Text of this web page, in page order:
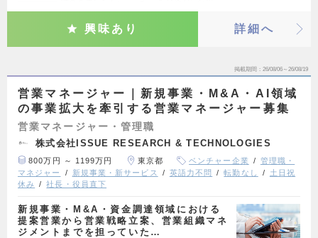
興味あり 詳細へ
掲載期間 26/08/06～26/08/19
営業マネージャー｜新規事業・M&A・AI領域
の事業拡大を牽引する営業マネージャー募集
営業マネージャー・管理職
株式会社ISSUE RESEARCH & TECHNOLOGIES
800万円 ～ 1199万円 東京都 ベンチャー企業
管理職・
マネジャー
新規事業・新サービス 英語力不問 転勤なし
土日祝
休み
社長・役員直下
新規事業・M&A・資金調達領域における
提案営業から営業戦略立案、営業組織マネ
ジメントまでを担っていた…